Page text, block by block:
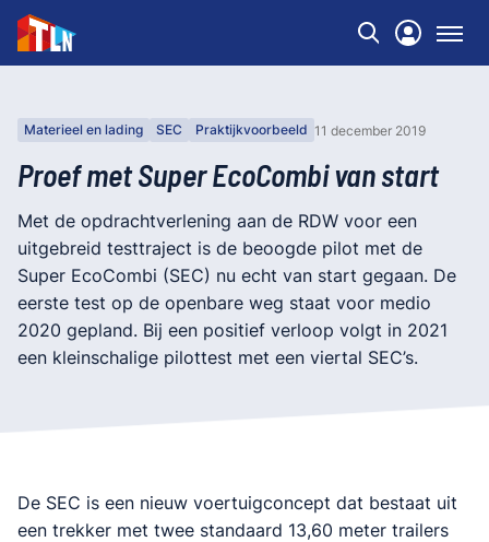
Materieel en lading SEC Praktijkvoorbeeld 11 december 2019
Proef met Super EcoCombi van start
Met de opdrachtverlening aan de RDW voor een
uitgebreid testtraject is de beoogde pilot met de
Super EcoCombi (SEC) nu echt van start gegaan. De
eerste test op de openbare weg staat voor medio
2020 gepland. Bij een positief verloop volgt in 2021
een kleinschalige pilottest met een viertal SEC’s.
De SEC is een nieuw voertuigconcept dat bestaat uit
een trekker met twee standaard 13,60 meter trailers